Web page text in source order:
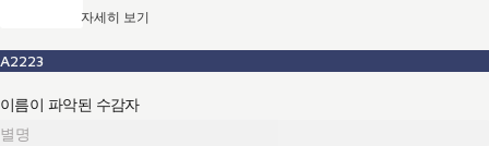
자세히 보기
A2223
이름이 파악된 수감자
별명